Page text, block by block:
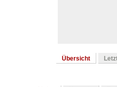
Übersicht